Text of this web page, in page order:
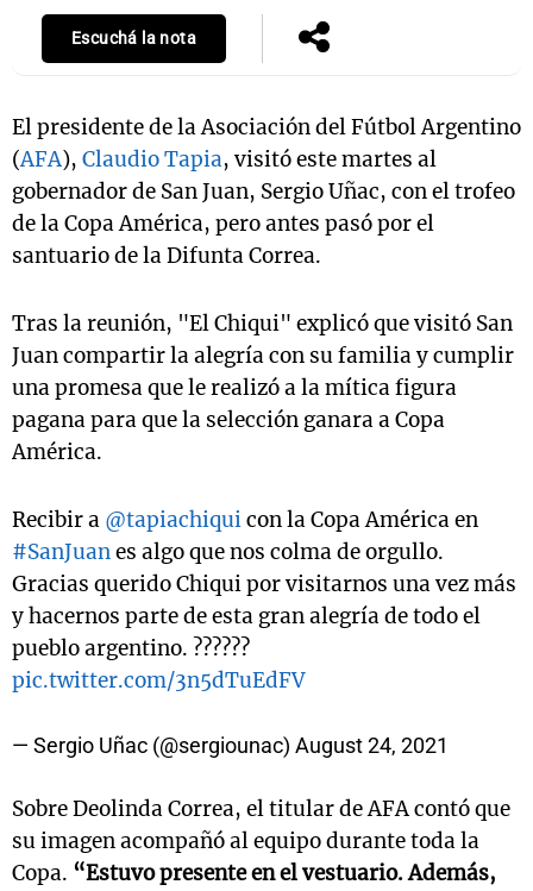
Escuchá la nota
El presidente de la Asociación del Fútbol Argentino
(AFA), Claudio Tapia, visitó este martes al
gobernador de San Juan, Sergio Uñac, con el trofeo
de la Copa América, pero antes pasó por el
santuario de la Difunta Correa.
Tras la reunión, "El Chiqui" explicó que visitó San
Juan compartir la alegría con su familia y cumplir
una promesa que le realizó a la mítica figura
pagana para que la selección ganara a Copa
América.
Recibir a @tapiachiquicon la Copa América en
#SanJuanes algo que nos colma de orgullo.
Gracias querido Chiqui por visitarnos una vez más
y hacernos parte de esta gran alegría de todo el
pueblo argentino. ??????
pic.twitter.com/3n5dTuEdFV
— Sergio Uñac (@sergiounac) August 24, 2021
Sobre Deolinda Correa, el titular de AFA contó que
su imagen acompañó al equipo durante toda la
Copa. “Estuvo presente en el vestuario. Además,
Notas
Mundial 2026
Cadena 3